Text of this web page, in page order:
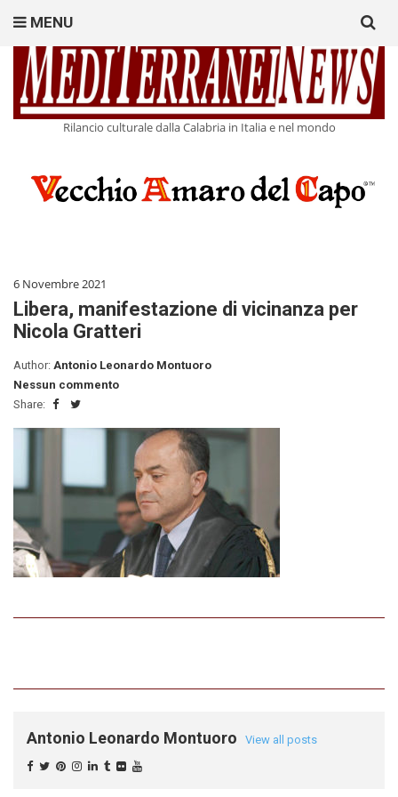
Rilancio culturale dalla Calabria in Italia e nel mondo
MENU
for:
6 Novembre 2021
Libera, manifestazione di vicinanza per
Nicola Gratteri
Author: Antonio Leonardo Montuoro
Nessun commento
Share:
Antonio Leonardo Montuoro View all posts